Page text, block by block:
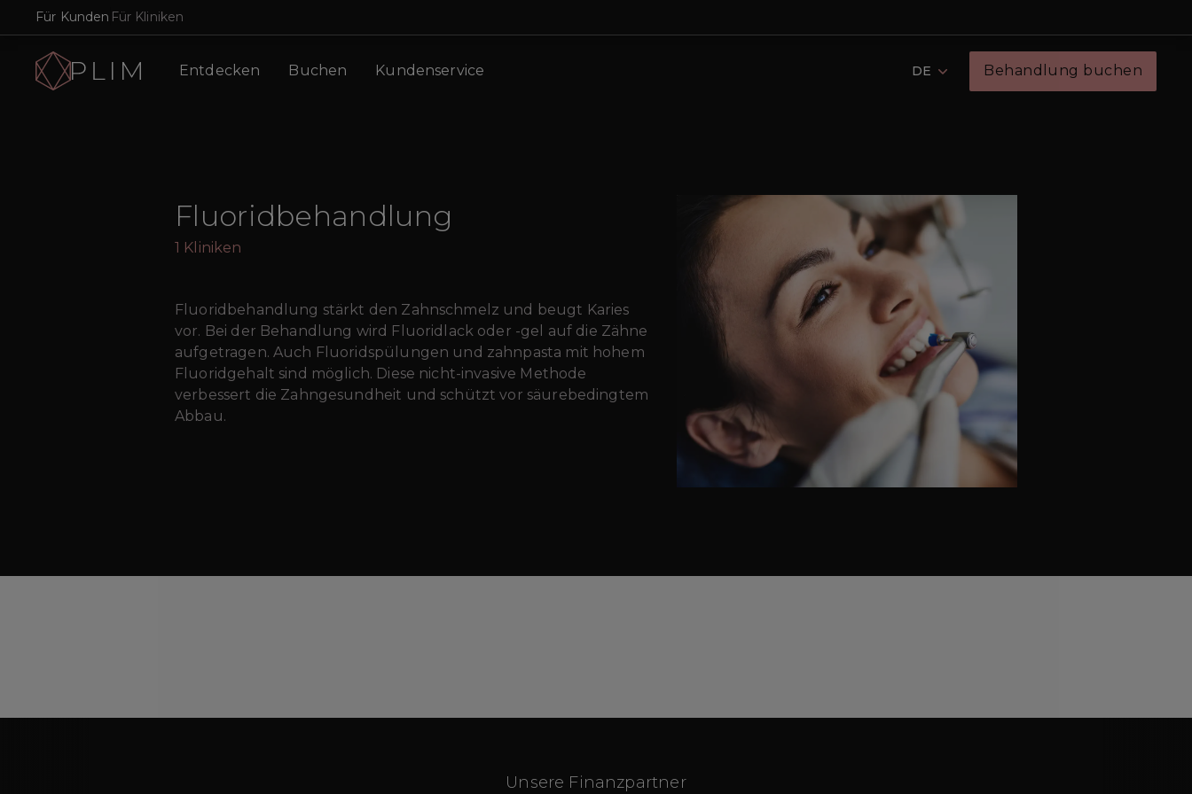
Für Kunden Für Kliniken
Entdecken Buchen Kundenservice DE Behandlung buchen
Fluoridbehandlung
1 Kliniken
Fluoridbehandlung stärkt den Zahnschmelz und beugt Karies
vor. Bei der Behandlung wird Fluoridlack oder -gel auf die Zähne
aufgetragen. Auch Fluoridspülungen und zahnpasta mit hohem
Fluoridgehalt sind möglich. Diese nicht-invasive Methode
verbessert die Zahngesundheit und schützt vor säurebedingtem
Abbau.
Unsere Finanzpartner